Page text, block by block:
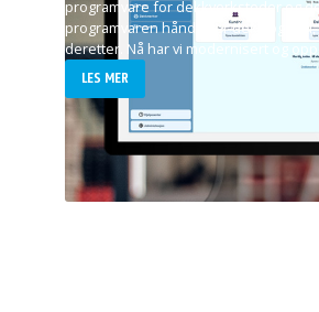
programvare for dekkverksteder og
programvaren håndterer dekk og hjul,
deretter. Nå har vi modernisert og
LES MER